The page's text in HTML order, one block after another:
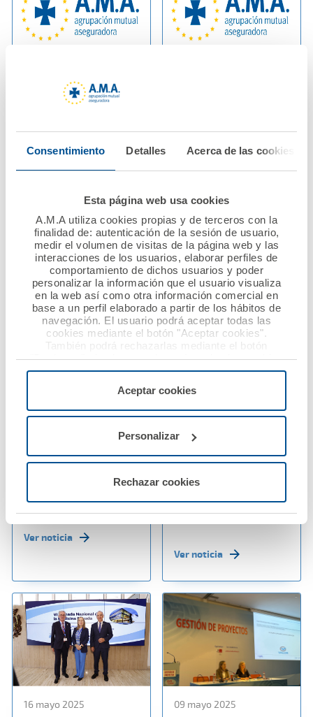
Consentimiento Detalles Acerca de las cookies
Esta página web usa cookies
A.M.A utiliza cookies propias y de terceros con la
finalidad de: autenticación de la sesión de usuario,
medir el volumen de visitas de la página web y las
interacciones de los usuarios, elaborar perfiles de
comportamiento de dichos usuarios y poder
personalizar la información que el usuario visualiza
en la web así como otra información comercial en
base a un perfil elaborado a partir de los hábitos de
navegación. El usuario podrá aceptar todas las
cookies mediante el botón "Aceptar cookies".
También podrá rechazarlas mediante el botón
"Rechazar", donde se rechazarán todas las cookies
menos las necesarias para permitir el acceso a los
configurarlas usando el botón “Personalizar".
Aceptar cookies
Personalizar
Rechazar cookies
02 julio 2025
Fundación A.M.A.
aprueba por
Ver noticia
lanza la convocatoria
del XII Premio
60.000 euros
Ver noticia
sobre el aumento de
profesionales
sanitarios y reclama
una respuesta legal
firme y homogénea
Ver noticia
obtenido un beneficio
de 23,93 millones de
euros en 2024 y
refuerza su liderazgo
como mutua de
referencia del sector
Ver noticia
16 mayo 2025 09 mayo 2025